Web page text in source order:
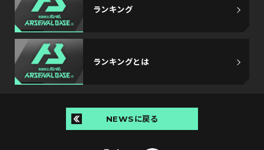
ランキング
ランキングとは
NEWSに戻る